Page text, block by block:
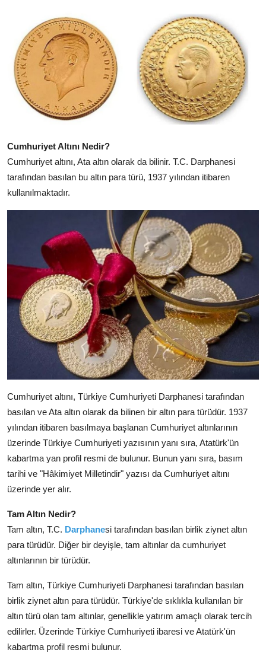
DİĞER ALTINLAR
Cumhuriyet Altını Nedir?
Cumhuriyet altını, Ata altın olarak da bilinir. T.C. Darphanesi
tarafından basılan bu altın para türü, 1937 yılından itibaren
kullanılmaktadır.
Cumhuriyet altını, Türkiye Cumhuriyeti Darphanesi tarafından
basılan ve Ata altın olarak da bilinen bir altın para türüdür. 1937
yılından itibaren basılmaya başlanan Cumhuriyet altınlarının
üzerinde Türkiye Cumhuriyeti yazısının yanı sıra, Atatürk'ün
kabartma yan profil resmi de bulunur. Bunun yanı sıra, basım
tarihi ve "Hâkimiyet Milletindir" yazısı da Cumhuriyet altını
üzerinde yer alır.
Tam Altın Nedir?
Tam altın, T.C. Darphanesi tarafından basılan birlik ziynet altın
para türüdür. Diğer bir deyişle, tam altınlar da cumhuriyet
altınlarının bir türüdür.
Tam altın, Türkiye Cumhuriyeti Darphanesi tarafından basılan
birlik ziynet altın para türüdür. Türkiye'de sıklıkla kullanılan bir
altın türü olan tam altınlar, genellikle yatırım amaçlı olarak tercih
edilirler. Üzerinde Türkiye Cumhuriyeti ibaresi ve Atatürk'ün
kabartma profil resmi bulunur.